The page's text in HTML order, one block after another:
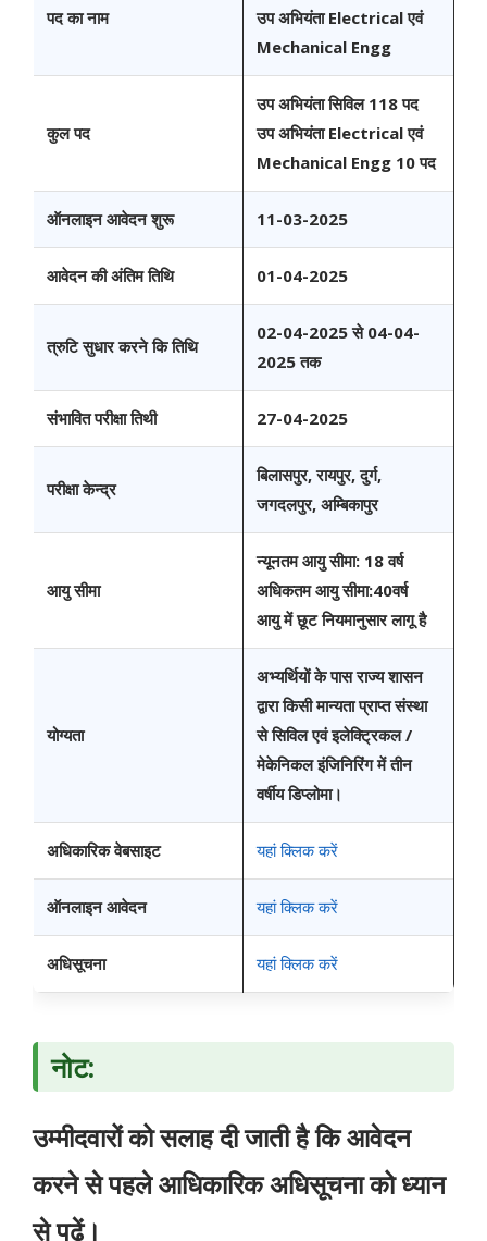
पद का नाम
उप अभियंता Electrical एवं
Mechanical Engg
कुल पद
उप अभियंता सिविल 118 पद
उप अभियंता Electrical एवं
Mechanical Engg 10 पद
ऑनलाइन आवेदन शुरू 11-03-2025
आवेदन की अंतिम तिथि 01-04-2025
त्रुटि सुधार करने कि तिथि
02-04-2025 से 04-04-
2025 तक
संभावित परीक्षा तिथी 27-04-2025
परीक्षा केन्द्र
बिलासपुर, रायपुर, दुर्ग,
जगदलपुर, अम्बिकापुर
आयु सीमा
न्यूनतम आयु सीमा: 18 वर्ष
अधिकतम आयु सीमा:40वर्ष
आयु में छूट नियमानुसार लागू है
योग्यता
अभ्यर्थियों के पास राज्य शासन
द्वारा किसी मान्यता प्राप्त संस्था
से सिविल एवं इलेक्ट्रिकल /
मेकेनिकल इंजिनिरिंग में तीन
वर्षीय डिप्लोमा।
अधिकारिक वेबसाइट यहां क्लिक करें
ऑनलाइन आवेदन यहां क्लिक करें
अधिसूचना यहां क्लिक करें
नोट:
उम्मीदवारों को सलाह दी जाती है कि आवेदन
करने से पहले आधिकारिक अधिसूचना को ध्यान
से पढ़ें।